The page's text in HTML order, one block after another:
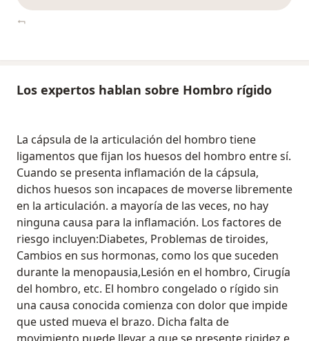
Los expertos hablan sobre Hombro rígido
La cápsula de la articulación del hombro tiene
ligamentos que fijan los huesos del hombro entre sí.
Cuando se presenta inflamación de la cápsula,
dichos huesos son incapaces de moverse libremente
en la articulación. a mayoría de las veces, no hay
ninguna causa para la inflamación. Los factores de
riesgo incluyen:Diabetes, Problemas de tiroides,
Cambios en sus hormonas, como los que suceden
durante la menopausia,Lesión en el hombro, Cirugía
del hombro, etc. El hombro congelado o rígido sin
una causa conocida comienza con dolor que impide
que usted mueva el brazo. Dicha falta de